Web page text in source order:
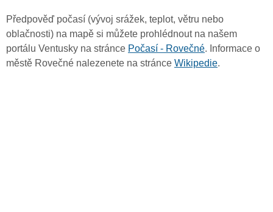
Předpověď počasí (vývoj srážek, teplot, větru nebo
oblačnosti) na mapě si můžete prohlédnout na našem
portálu Ventusky na stránce Počasí - Rovečné. Informace o
městě Rovečné nalezenete na stránce Wikipedie.